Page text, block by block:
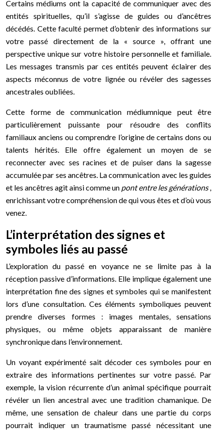
Certains médiums ont la capacité de communiquer avec des
entités spirituelles, qu’il s’agisse de guides ou d’ancêtres
décédés. Cette faculté permet d’obtenir des informations sur
votre passé directement de la « source », offrant une
perspective unique sur votre histoire personnelle et familiale.
Les messages transmis par ces entités peuvent éclairer des
aspects méconnus de votre lignée ou révéler des sagesses
ancestrales oubliées.
Cette forme de communication médiumnique peut être
particulièrement puissante pour résoudre des conflits
familiaux anciens ou comprendre l’origine de certains dons ou
talents hérités. Elle offre également un moyen de se
reconnecter avec ses racines et de puiser dans la sagesse
accumulée par ses ancêtres. La communication avec les guides
et les ancêtres agit ainsi comme un pont entre les générations,
enrichissant votre compréhension de qui vous êtes et d’où vous
venez.
L’interprétation des signes et
symboles liés au passé
L’exploration du passé en voyance ne se limite pas à la
réception passive d’informations. Elle implique également une
interprétation fine des signes et symboles qui se manifestent
lors d’une consultation. Ces éléments symboliques peuvent
prendre diverses formes : images mentales, sensations
physiques, ou même objets apparaissant de manière
synchronique dans l’environnement.
Un voyant expérimenté sait décoder ces symboles pour en
extraire des informations pertinentes sur votre passé. Par
exemple, la vision récurrente d’un animal spécifique pourrait
révéler un lien ancestral avec une tradition chamanique. De
même, une sensation de chaleur dans une partie du corps
pourrait indiquer un traumatisme passé nécessitant une